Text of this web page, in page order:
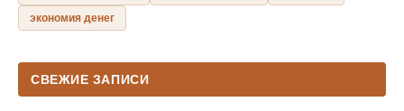
экономия денег
СВЕЖИЕ ЗАПИСИ